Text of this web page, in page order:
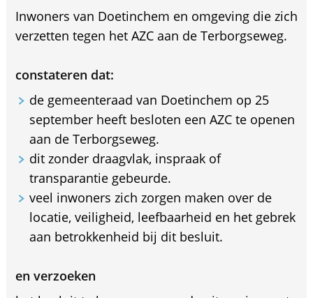
Inwoners van Doetinchem en omgeving die zich
verzetten tegen het AZC aan de Terborgseweg.
constateren dat:
de gemeenteraad van Doetinchem op 25
september heeft besloten een AZC te openen
aan de Terborgseweg.
dit zonder draagvlak, inspraak of
transparantie gebeurde.
veel inwoners zich zorgen maken over de
locatie, veiligheid, leefbaarheid en het gebrek
aan betrokkenheid bij dit besluit.
en verzoeken